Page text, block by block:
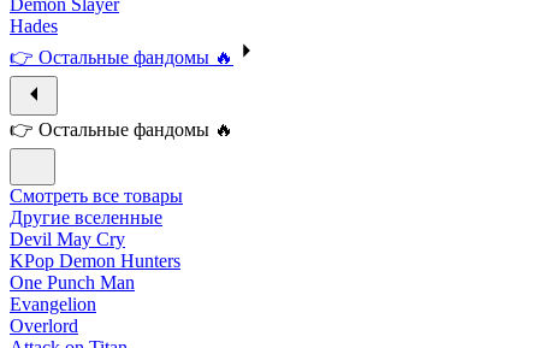
Demon Slayer
Hades
👉 Остальные фандомы 🔥
👉 Остальные фандомы 🔥
Смотреть все товары
Другие вселенные
Devil May Cry
KPop Demon Hunters
One Punch Man
Evangelion
Overlord